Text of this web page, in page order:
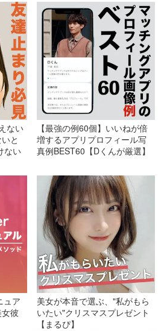
ない
と
ない
【最強の例60個】いいねが倍
増するアプリプロフィール写
真例BEST60【Dくんが厳選】
ュア
彼
美女が本音で選ぶ、"私がもら
いたい"クリスマスプレゼント
【まるぴ】